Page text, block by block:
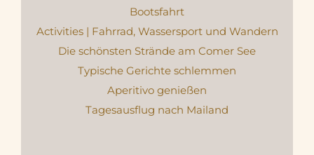
Bootsfahrt
Activities | Fahrrad, Wassersport und Wandern
Die schönsten Strände am Comer See
Typische Gerichte schlemmen
Aperitivo genießen
Tagesausflug nach Mailand